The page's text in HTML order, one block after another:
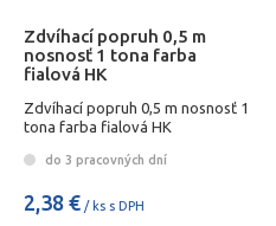
Zdvíhací popruh 0,5 m
nosnosť 1 tona farba
fialová HK
Zdvíhací popruh 0,5 m nosnosť 1
tona farba fialová HK
do 3 pracovných dní
2,38 € / ks s DPH